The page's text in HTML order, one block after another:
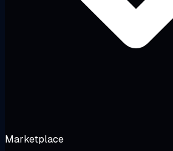
Marketplace